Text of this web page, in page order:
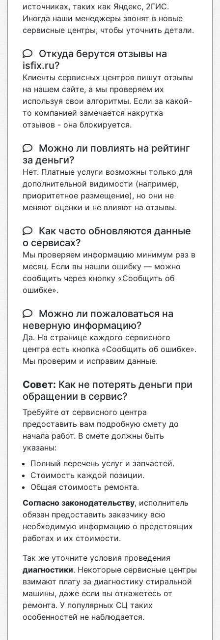
источниках, таких как Яндекс, 2ГИС.
Иногда наши менеджеры звонят в новые
сервисные центры, чтобы уточнить детали.
Откуда берутся отзывы на
isfix.ru?
Клиенты сервисных центров пишут отзывы
на нашем сайте, а мы проверяем их
используя свои алгоритмы. Если за какой-
то компанией замечается накрутка
отзывов - она блокируется.
Можно ли повлиять на рейтинг
за деньги?
Нет. Платные услуги возможны только для
дополнительной видимости (например,
приоритетное размещение), но они не
меняют оценки и не влияют на отзывы.
Как часто обновляются данные
о сервисах?
Мы проверяем информацию минимум раз в
месяц. Если вы нашли ошибку — можно
сообщить через кнопку «Сообщить об
ошибке».
Можно ли пожаловаться на
неверную информацию?
Да. На странице каждого сервисного
центра есть кнопка «Сообщить об ошибке».
Мы проверим и исправим данные.
Совет: Как не потерять деньги при
обращении в сервис?
Требуйте от сервисного центра
предоставить вам подробную смету до
начала работ. В смете должны быть
указаны:
Полный перечень услуг и запчастей.
Стоимость каждой позиции.
Общая стоимость ремонта.
Согласно законодательству, исполнитель
обязан предоставить заказчику всю
необходимую информацию о предстоящих
работах и их стоимости.
Так же уточните условия проведения
диагностики. Некоторые сервисные центры
взимают плату за диагностику стиральной
машины, даже если вы откажетесь от
ремонта. У популярных СЦ таких
особенностей не наблюдается.